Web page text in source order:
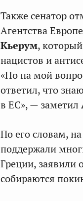
Также сенатор
Агентства
Кьерум,
нацистов и
«Но на мой
ответил, что
в ЕС», — заметил
По его словам,
поддержали
Греции, заявили
собираются